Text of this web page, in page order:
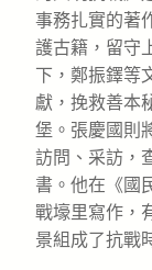
事務扎實的著
護古籍，留守
下，鄭振鐸等
獻，挽救善本
堡。張慶國則
訪問、采訪，
書。他在《國
戰壕里寫作，
景組成了抗戰